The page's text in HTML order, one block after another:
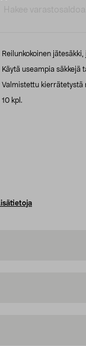
Hakee varastosaldoa...
Reilunkokoinen
Käytä useampia säkkejä
Valmistettu kierrätetystä
10 kpl.